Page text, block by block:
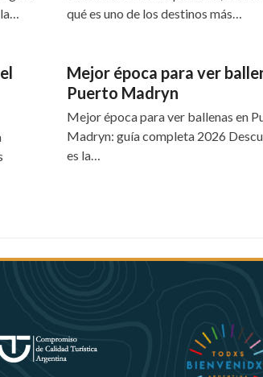
qué es uno de los destinos más…
Mejor época para ver
Puerto Madryn
Mejor época para ver ballenas en
Madryn: guía completa 2026
es la…